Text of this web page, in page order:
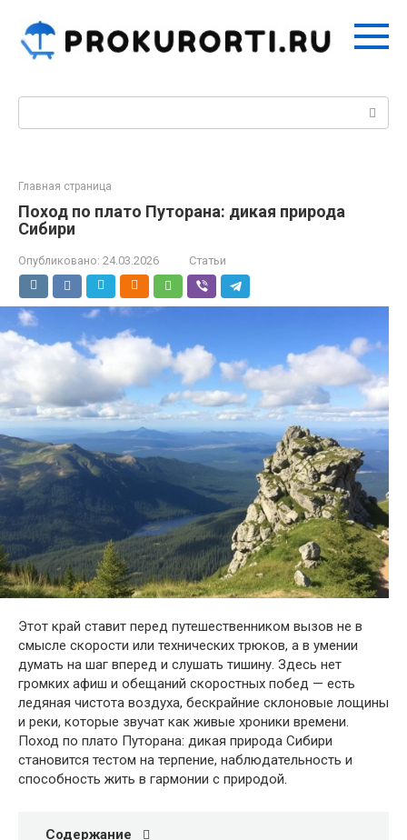
контенту
Поиск:
Главная страница
Поход по плато Путорана: дикая природа
Сибири
Опубликовано: 24.03.2026 Статьи
Этот край ставит перед путешественником вызов не в
смысле скорости или технических трюков, а в умении
думать на шаг вперед и слушать тишину. Здесь нет
громких афиш и обещаний скоростных побед — есть
ледяная чистота воздуха, бескрайние склоновые лощины
и реки, которые звучат как живые хроники времени.
Поход по плато Путорана: дикая природа Сибири
становится тестом на терпение, наблюдательность и
способность жить в гармонии с природой.
Содержание